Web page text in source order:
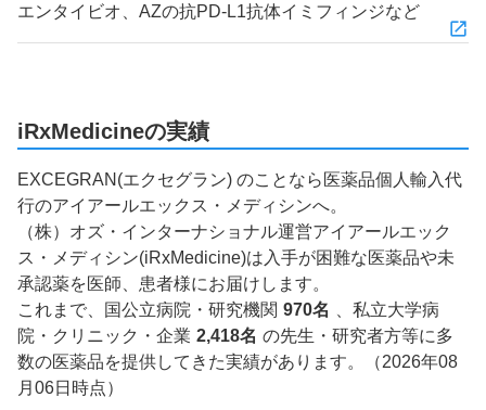
エンタイビオ、AZの抗PD-L1抗体イミフィンジなど
iRxMedicineの実績
EXCEGRAN(エクセグラン) のことなら医薬品個人輸入代
行のアイアールエックス・メディシンへ。
（株）オズ・インターナショナル運営アイアールエック
ス・メディシン(iRxMedicine)は入手が困難な医薬品や未
承認薬を医師、患者様にお届けします。
これまで、国公立病院・研究機関 970名
、私立大学病
院・クリニック・企業 2,418名 の先生・研究者方等に多
数の医薬品を提供してきた実績があります。（2026年08
月06日時点）